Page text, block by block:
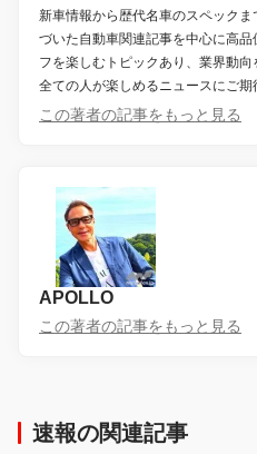
新車情報から歴代名車のスペック
づいた自動車関連記事を中心に高
フを楽しむトピックあり、業界動
全ての人が楽しめるニュースにご期
この著者の記事をもっと見る
APOLLO
この著者の記事をもっと見る
速報の関連記事